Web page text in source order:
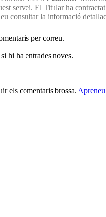
servei. El Titular ha
consultar la informació
per correu.
hi ha entrades noves.
els comentaris brossa. Apreneu